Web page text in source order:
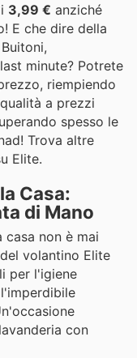
3,99 € anziché
E che dire della
minute? Potrete
riempiendo
a prezzi
spesso le
Trova altre
Elite.
Casa:
di Mano
casa non è mai
volantino Elite
per l'igiene
con